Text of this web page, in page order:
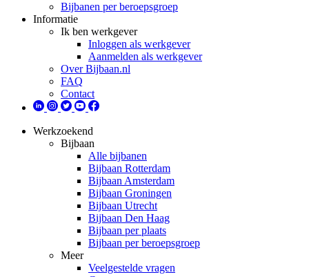
Bijbanen per beroepsgroep
Informatie
Ik ben werkgever
Inloggen als werkgever
Aanmelden als werkgever
Over Bijbaan.nl
FAQ
Contact
Werkzoekend
Bijbaan
Alle bijbanen
Bijbaan Rotterdam
Bijbaan Amsterdam
Bijbaan Groningen
Bijbaan Utrecht
Bijbaan Den Haag
Bijbaan per plaats
Bijbaan per beroepsgroep
Meer
Veelgestelde vragen